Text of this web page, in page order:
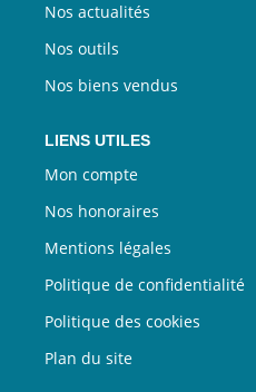
Nos actualités
Nos outils
Nos biens vendus
LIENS UTILES
Mon compte
Nos honoraires
Mentions légales
Politique de confidentialité
Politique des cookies
Plan du site